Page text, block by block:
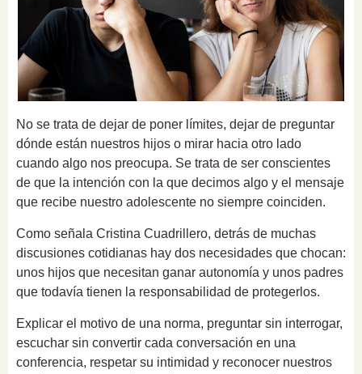
No se trata de dejar de poner límites, dejar de preguntar
dónde están nuestros hijos o mirar hacia otro lado
cuando algo nos preocupa. Se trata de ser conscientes
de que la intención con la que decimos algo y el mensaje
que recibe nuestro adolescente no siempre coinciden.
Como señala Cristina Cuadrillero, detrás de muchas
discusiones cotidianas hay dos necesidades que chocan:
unos hijos que necesitan ganar autonomía y unos padres
que todavía tienen la responsabilidad de protegerlos.
Explicar el motivo de una norma, preguntar sin interrogar,
escuchar sin convertir cada conversación en una
conferencia, respetar su intimidad y reconocer nuestros